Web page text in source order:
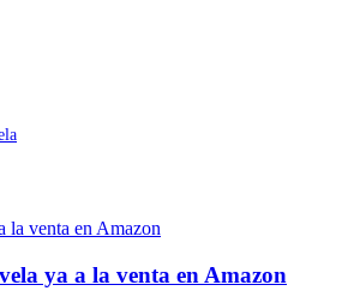
ya a la venta en Amazon